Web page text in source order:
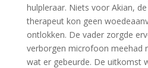
hulpleraar. Niets voor Akian,
therapeut kon geen
ontlokken. De vader zorgde
verborgen microfoon meehad
wat er gebeurde. De uitkomst